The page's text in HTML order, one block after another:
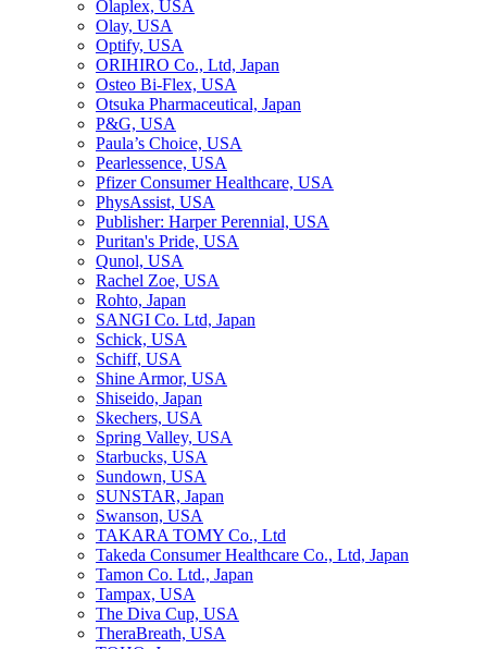
Olaplex, USA
Olay, USA
Optify, USA
ORIHIRO Co., Ltd, Japan
Osteo Bi-Flex, USA
Otsuka Pharmaceutical, Japan
P&G, USA
Paula’s Choice, USA
Pearlessence, USA
Pfizer Consumer Healthcare, USA
PhysAssist, USA
Publisher: Harper Perennial, USA
Puritan's Pride, USA
Qunol, USA
Rachel Zoe, USA
Rohto, Japan
SANGI Co. Ltd, Japan
Schick, USA
Schiff, USA
Shine Armor, USA
Shiseido, Japan
Skechers, USA
Spring Valley, USA
Starbucks, USA
Sundown, USA
SUNSTAR, Japan
Swanson, USA
TAKARA TOMY Co., Ltd
Takeda Consumer Healthcare Co., Ltd, Japan
Tamon Co. Ltd., Japan
Tampax, USA
The Diva Cup, USA
TheraBreath, USA